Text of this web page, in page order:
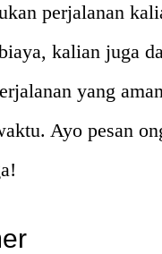
perjalanan
kalian juga
yang
Ayo pesan